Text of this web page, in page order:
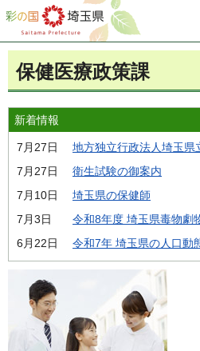
彩の国 埼玉県
保健医療政策課
新着情報
7月27日
地方独立行政法人埼玉県
7月27日
衛生試験の御案内
7月10日
埼玉県の保健師
7月3日
令和8年度 埼玉県毒物劇
6月22日
令和7年 埼玉県の人口動